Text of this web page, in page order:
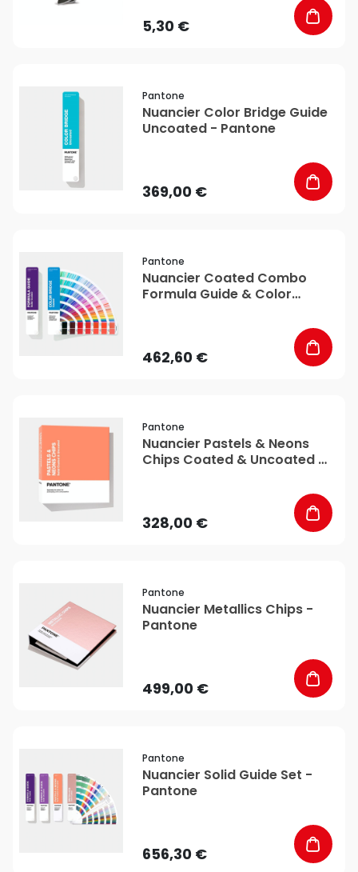
5,30 €
Pantone
Nuancier Color Bridge Guide
Uncoated - Pantone
369,00 €
Pantone
Nuancier Coated Combo
Formula Guide & Color
462,60 €
Pantone
Nuancier Pastels & Neons
Chips Coated & Uncoated -
328,00 €
Pantone
Nuancier Metallics Chips -
Pantone
499,00 €
Pantone
Nuancier Solid Guide Set -
Pantone
656,30 €